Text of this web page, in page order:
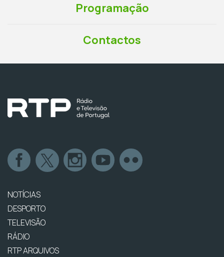
Programação
Contactos
NOTÍCIAS
DESPORTO
TELEVISÃO
RÁDIO
RTP ARQUIVOS